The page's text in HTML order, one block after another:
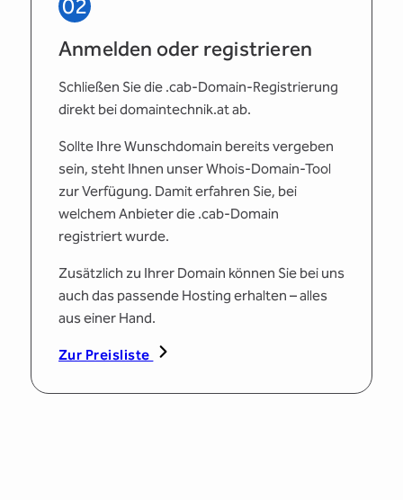
02
Anmelden oder registrieren
Schließen Sie die .cab-Domain-Registrierung
direkt bei domaintechnik.at ab.
Sollte Ihre Wunschdomain bereits vergeben
sein, steht Ihnen unser Whois-Domain-Tool
zur Verfügung. Damit erfahren Sie, bei
welchem Anbieter die .cab-Domain
registriert wurde.
Zusätzlich zu Ihrer Domain können Sie bei uns
auch das passende Hosting erhalten – alles
aus einer Hand.
Zur Preisliste